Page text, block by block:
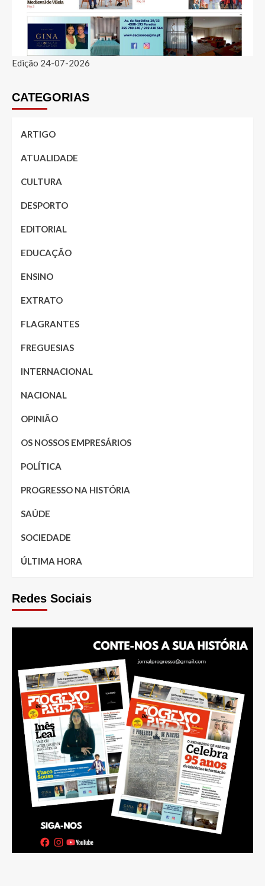
Edição 24-07-2026
CATEGORIAS
ARTIGO
ATUALIDADE
CULTURA
DESPORTO
EDITORIAL
EDUCAÇÃO
ENSINO
EXTRATO
FLAGRANTES
FREGUESIAS
INTERNACIONAL
NACIONAL
OPINIÃO
OS NOSSOS EMPRESÁRIOS
POLÍTICA
PROGRESSO NA HISTÓRIA
SAÚDE
SOCIEDADE
ÚLTIMA HORA
Redes Sociais